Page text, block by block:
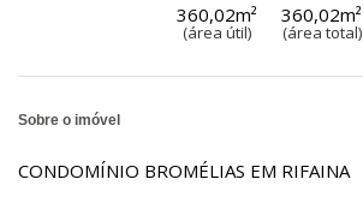
360,02m²
(área útil)
360,02m²
(área total)
Sobre o imóvel
CONDOMÍNIO BROMÉLIAS EM RIFAINA